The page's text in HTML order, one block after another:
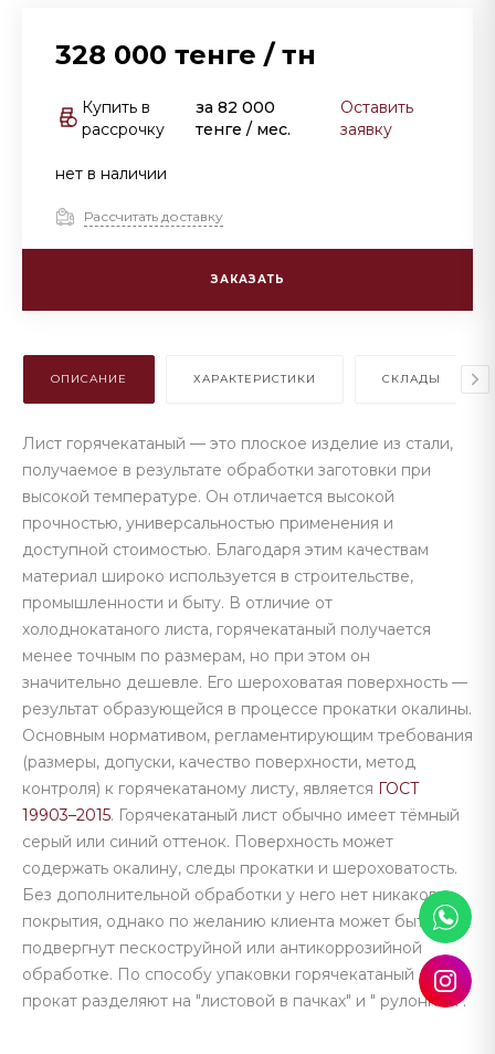
328 000 тенге / тн
Купить в
рассрочку
за82 000
тенге / мес.
Оставить
заявку
нет в наличии
Рассчитать доставку
ЗАКАЗАТЬ
ОПИСАНИЕ ХАРАКТЕРИСТИКИ СКЛАДЫ
Лист горячекатаный — это плоское изделие из стали,
получаемое в результате обработки заготовки при
высокой температуре. Он отличается высокой
прочностью, универсальностью применения и
доступной стоимостью. Благодаря этим качествам
материал широко используется в строительстве,
промышленности и быту. В отличие от
холоднокатаного листа, горячекатаный получается
менее точным по размерам, но при этом он
значительно дешевле. Его шероховатая поверхность —
результат образующейся в процессе прокатки окалины.
Основным нормативом, регламентирующим требования
(размеры, допуски, качество поверхности, метод
контроля) к горячекатаному листу, является ГОСТ
19903–2015. Горячекатаный лист обычно имеет тёмный
серый или синий оттенок. Поверхность может
содержать окалину, следы прокатки и шероховатость.
Без дополнительной обработки у него нет никакого
покрытия, однако по желанию клиента может быть
подвергнут пескоструйной или антикоррозийной
обработке. По способу упаковки горячекатаный
прокат разделяют на "листовой в пачках" и " рулонный".